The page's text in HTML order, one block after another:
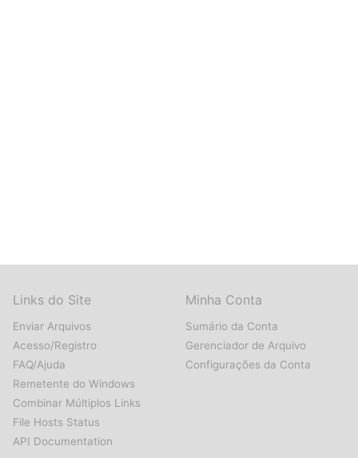
Links do Site
Enviar Arquivos
Acesso/Registro
FAQ/Ajuda
Remetente do Windows
Combinar Múltiplos Links
File Hosts Status
API Documentation
Minha Conta
Sumário da Conta
Gerenciador de Arquivo
Configurações da Conta